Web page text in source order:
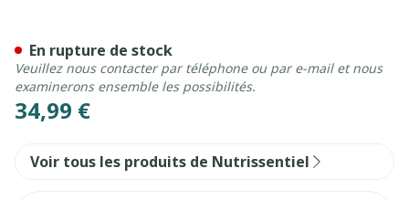
34,99 €
En rupture de stock
Veuillez nous contacter par téléphone ou par e-mail et nous
examinerons ensemble les possibilités.
Voir tous les produits de Nutrissentiel